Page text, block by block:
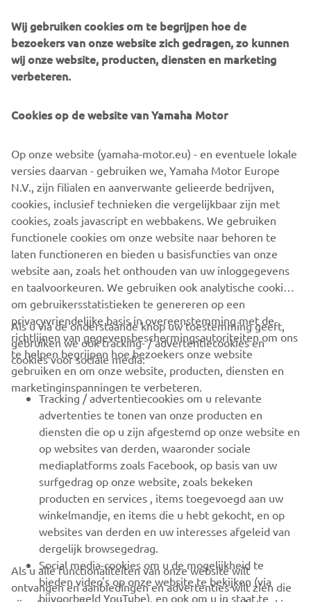
segment van Yamaha maken, en een van de meest
succesvolle productlijnen op de Europese markt.
Voor 2021 is de MT-09 volledig opnieuw ontworpen. En
hoogwaardige afwerking zeggen alles.
New MT-09: Always moving forward.
ONTDEK DE NIEUWE MT-09
CORPORATE
VOOR BEDRIJVEN
MEER YAMAHA
ONDERSTEUNING
NIEUWSBRIEF
Wees de eerste die meer te weten komt over de nieuwste deals,
speciale evenementen, nieuwe producten en nog veel meer
Wij gebruiken cookies om te begrijpen hoe de
bezoekers van onze website zich gedragen, zo kunnen
wij onze website, producten, diensten en marketing
verbeteren.
Cookies op de website van Yamaha Motor
Op onze website (yamaha-motor.eu) - en eventuele lokale
versies daarvan - gebruiken we, Yamaha Motor Europe
N.V., zijn filialen en aanverwante gelieerde bedrijven,
cookies, inclusief technieken die vergelijkbaar zijn met
cookies, zoals javascript en webbakens. We gebruiken
functionele cookies om onze website naar behoren te
laten functioneren en bieden u basisfuncties van onze
website aan, zoals het onthouden van uw inloggegevens
en taalvoorkeuren. We gebruiken ook analytische cookies
om gebruikersstatistieken te genereren op een
privacyvriendelijke basis in overeenstemming met de
richtlijnen van gegevensbeschermingsautoriteiten om ons
te helpen begrijpen hoe bezoekers onze website
gebruiken en om onze website, producten, diensten en
marketinginspanningen te verbeteren.
Als u via de onderstaande knop uw toestemming geeft,
gebruiken we ook tracking- / advertentiecookies en
cookies voor sociale media:
Tracking / advertentiecookies om u relevante
advertenties te tonen van onze producten en
diensten die op u zijn afgestemd op onze website en
op websites van derden, waaronder sociale
mediaplatforms zoals Facebook, op basis van uw
surfgedrag op onze website, zoals bekeken
producten en services , items toegevoegd aan uw
winkelmandje, en items die u hebt gekocht, en op
websites van derden en uw interesses afgeleid van
dergelijk browsegedrag.
Social media-cookies om u de mogelijkheid te
bieden video's op onze website te bekijken (via
bijvoorbeeld YouTube), en ook om u in staat te
Als u alle functionaliteiten van onze website wilt
ontvangen en aanbiedingen en advertenties wilt zien die